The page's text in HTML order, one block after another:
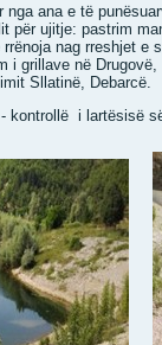
nga ana e të
për ujitje: pastrim
nag rreshjet
i grillave në
Sllatinë, Debarcë.
kontrollë i lartësisë